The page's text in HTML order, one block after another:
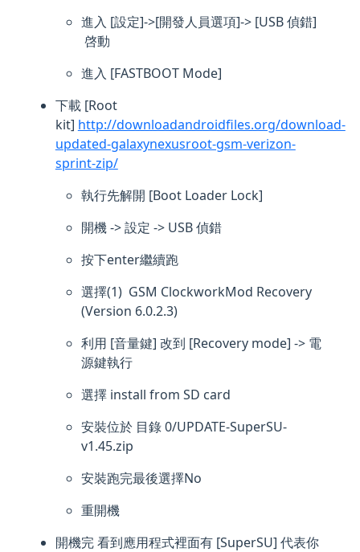
進入 [設定]->[開發人員選項]-> [USB 偵錯]
啓動
進入 [FASTBOOT Mode]
下載 [Root
kit] http://downloadandroidfiles.org/download-
updated-galaxynexusroot-gsm-verizon-
sprint-zip/
執行先解開 [Boot Loader Lock]
開機 -> 設定 -> USB 偵錯
按下enter繼續跑
選擇(1) GSM ClockworkMod Recovery
(Version 6.0.2.3)
利用 [音量鍵] 改到 [Recovery mode] -> 電
源鍵執行
選擇 install from SD card
安裝位於 目錄 0/UPDATE-SuperSU-
v1.45.zip
安裝跑完最後選擇No
重開機
開機完 看到應用程式裡面有 [SuperSU] 代表你